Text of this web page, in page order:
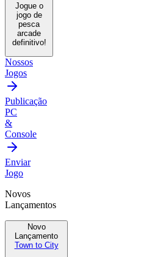
Jogue o
jogo de
pesca
arcade
definitivo!
Nossos
Jogos
Publicação
PC
&
Console
Enviar
Jogo
Novos
Lançamentos
Novo
Lançamento
Town to City